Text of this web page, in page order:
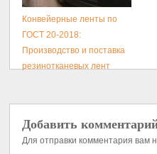
Конвейерные ленты по
ГОСТ 20-2018:
Производство и поставка
резинотканевых лент
Добавить
Для отправки комментария вам